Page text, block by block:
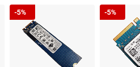
-5% -5%